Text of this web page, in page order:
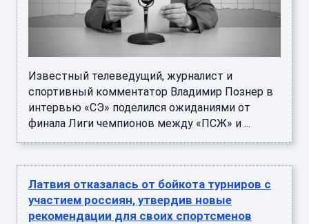
Известный телеведущий, журналист и
спортивный комментатор Владимир Познер в
интервью «СЭ» поделился ожиданиями от
финала Лиги чемпионов между «ПСЖ» и ...
Латвия отказалась от бойкота турниров с
участием россиян, утвердив новые
рекомендации для своих спортсменов